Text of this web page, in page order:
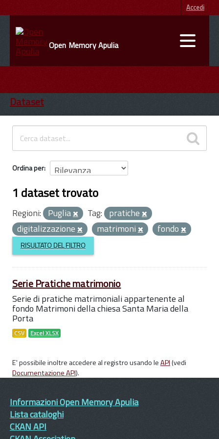
Accedi
Open Memory Apulia
ENTI
INFORMAZIONI
Dataset
Ordina per
1 dataset trovato
Regioni: Puglia Tag: pratiche
digitalizzazione
matrimoni fondo
RISULTATO DEL FILTRO
Serie Pratiche matrimonio
Serie di pratiche matrimoniali appartenente al
fondo Matrimoni della chiesa Santa Maria della
Porta
CSV Excel XLSX
E' possibile inoltre accedere al registro usando leAPI(vedi
Documentazione API).
Informazioni Open Memory Apulia
Lista cataloghi
CKAN API